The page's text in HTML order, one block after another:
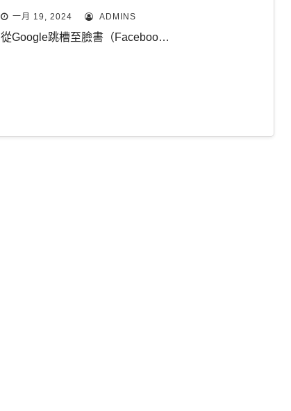
一月 19, 2024 ADMINS
從Google跳槽至臉書（Faceboo…